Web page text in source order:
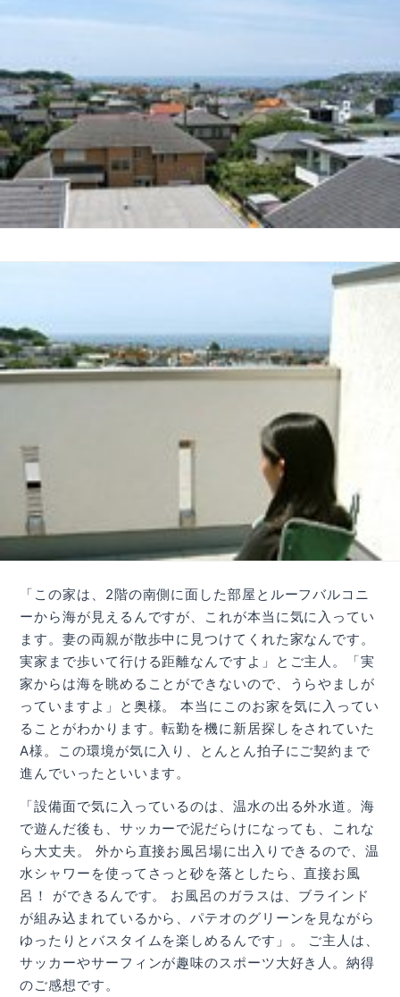
「この家は、2階の南側に面した部屋とルーフバルコニ
ーから海が見えるんですが、これが本当に気に入ってい
ます。妻の両親が散歩中に見つけてくれた家なんです。
実家まで歩いて行ける距離なんですよ」とご主人。「実
家からは海を眺めることができないので、うらやましが
っていますよ」と奥様。 本当にこのお家を気に入ってい
ることがわかります。転勤を機に新居探しをされていた
A様。この環境が気に入り、とんとん拍子にご契約まで
進んでいったといいます。
「設備面で気に入っているのは、温水の出る外水道。海
で遊んだ後も、サッカーで泥だらけになっても、これな
ら大丈夫。 外から直接お風呂場に出入りできるので、温
水シャワーを使ってさっと砂を落としたら、直接お風
呂！ ができるんです。 お風呂のガラスは、ブラインド
が組み込まれているから、パテオのグリーンを見ながら
ゆったりとバスタイムを楽しめるんです」。 ご主人は、
サッカーやサーフィンが趣味のスポーツ大好き人。納得
のご感想です。